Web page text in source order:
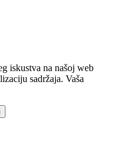
iskustva na našoj web
sadržaja. Vaša